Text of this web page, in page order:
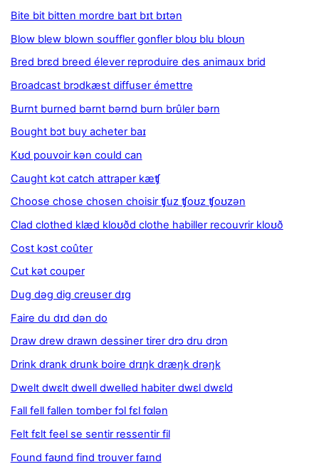
Bite bit bitten mordre baɪt bɪt bɪtən
Blow blew blown souffler gonfler bloʊ blu bloʊn
Bred brɛd breed élever reproduire des animaux brid
Broadcast brɔdkæst diffuser émettre
Burnt burned bərnt bərnd burn brûler bərn
Bought bɔt buy acheter baɪ
Kʊd pouvoir kən could can
Caught kɔt catch attraper kæʧ
Choose chose chosen choisir ʧuz ʧoʊz ʧoʊzən
Clad clothed klæd kloʊðd clothe habiller recouvrir kloʊð
Cost kɔst coûter
Cut kət couper
Dug dəg dig creuser dɪg
Faire du dɪd dən do
Draw drew drawn dessiner tirer drɔ dru drɔn
Drink drank drunk boire drɪŋk dræŋk drəŋk
Dwelt dwɛlt dwell dwelled habiter dwɛl dwɛld
Fall fell fallen tomber fɔl fɛl fɑlən
Felt fɛlt feel se sentir ressentir fil
Found faʊnd find trouver faɪnd